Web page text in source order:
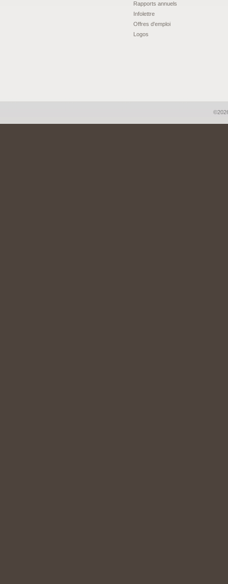
Rapports annuels
Infolettre
Offres d'emploi
Logos